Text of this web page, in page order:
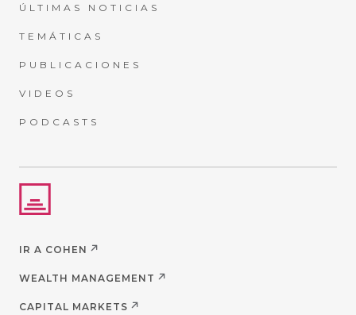
ÚLTIMAS NOTICIAS
TEMÁTICAS
PUBLICACIONES
VIDEOS
PODCASTS
IR A COHEN
WEALTH MANAGEMENT
CAPITAL MARKETS